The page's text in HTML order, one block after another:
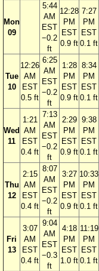
Mon
09
5:44
AM
EST
−0.2
ft
12:28
PM
EST
0.9 ft
7:27
PM
EST
0.1 ft
Tue
10
12:26
AM
EST
0.5 ft
6:25
AM
EST
−0.2
ft
1:28
PM
EST
0.9 ft
8:34
PM
EST
0.1 ft
Wed
11
1:21
AM
EST
0.4 ft
7:13
AM
EST
−0.2
ft
2:29
PM
EST
0.9 ft
9:38
PM
EST
0.1 ft
Thu
12
2:15
AM
EST
0.4 ft
8:07
AM
EST
−0.2
ft
3:27
PM
EST
0.9 ft
10:33
PM
EST
0.1 ft
Fri
13
3:07
AM
EST
0.4 ft
9:04
AM
EST
−0.3
ft
4:18
PM
EST
1.0 ft
11:19
PM
EST
0.1 ft